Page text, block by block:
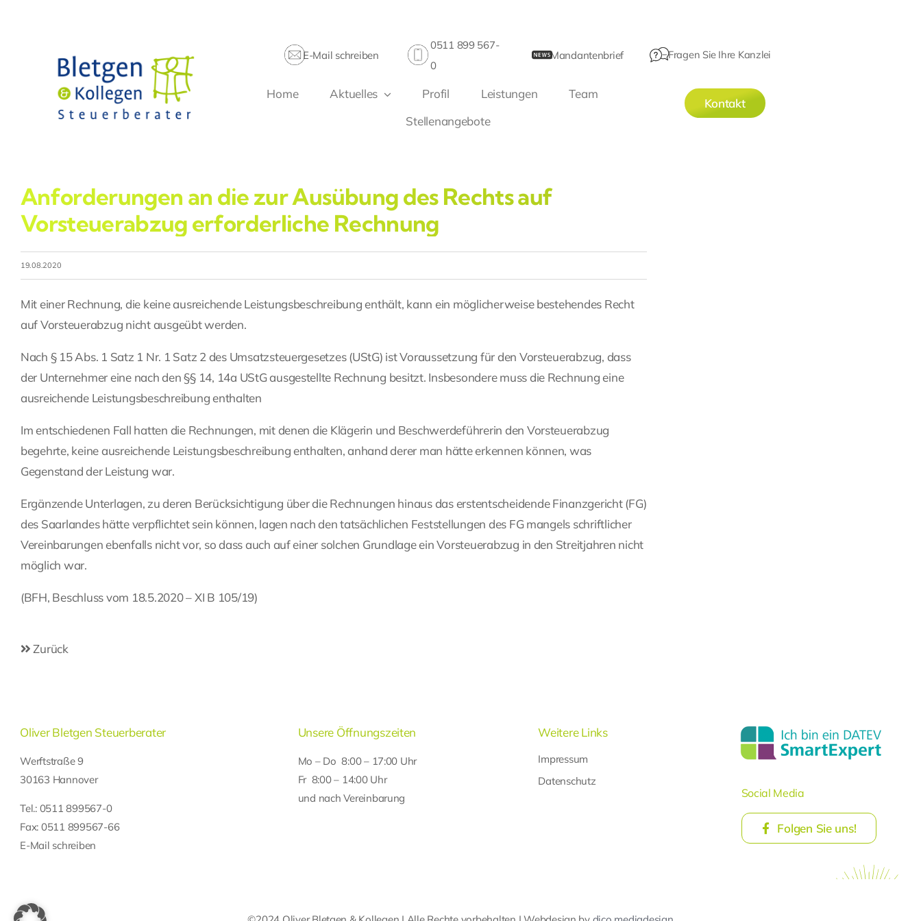
E-Mail schreiben
0511 899 567-
0
Mandantenbrief Fragen Sie Ihre Kanzlei
Home Aktuelles Profil Leistungen
Team
Stellenangebote
Kontakt
Anforderungen an die zur Ausübung des Rechts auf
Vorsteuerabzug erforderliche Rechnung
19.08.2020
Mit einer Rechnung, die keine ausreichende Leistungsbeschreibung enthält, kann ein möglicherweise bestehendes Recht
auf Vorsteuerabzug nicht ausgeübt werden.
Nach § 15 Abs. 1 Satz 1 Nr. 1 Satz 2 des Umsatzsteuergesetzes (UStG) ist Voraussetzung für den Vorsteuerabzug, dass
der Unternehmer eine nach den §§ 14, 14a UStG ausgestellte Rechnung besitzt. Insbesondere muss die Rechnung eine
ausreichende Leistungsbeschreibung enthalten
Im entschiedenen Fall hatten die Rechnungen, mit denen die Klägerin und Beschwerdeführerin den Vorsteuerabzug
begehrte, keine ausreichende Leistungsbeschreibung enthalten, anhand derer man hätte erkennen können, was
Gegenstand der Leistung war.
Ergänzende Unterlagen, zu deren Berücksichtigung über die Rechnungen hinaus das erstentscheidende Finanzgericht (FG)
des Saarlandes hätte verpflichtet sein können, lagen nach den tatsächlichen Feststellungen des FG mangels schriftlicher
Vereinbarungen ebenfalls nicht vor, so dass auch auf einer solchen Grundlage ein Vorsteuerabzug in den Streitjahren nicht
möglich war.
(BFH, Beschluss vom 18.5.2020 – XI B 105/19)
Zurück
Oliver Bletgen Steuerberater
Werftstraße 9
30163 Hannover
Tel.: 0511 899567-0
Fax: 0511 899567-66
E-Mail schreiben
Unsere Öffnungszeiten
Mo – Do 8:00 – 17:00 Uhr
Fr 8:00 – 14:00 Uhr
und nach Vereinbarung
Weitere Links
Impressum
Datenschutz
Social Media
Folgen Sie uns!